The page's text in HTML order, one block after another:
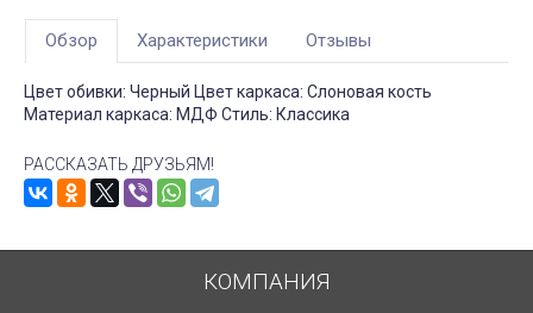
Обзор Характеристики Отзывы
Цвет обивки: Черный Цвет каркаса: Слоновая кость
Материал каркаса: МДФ Стиль: Классика
РАССКАЗАТЬ ДРУЗЬЯМ!
КОМПАНИЯ